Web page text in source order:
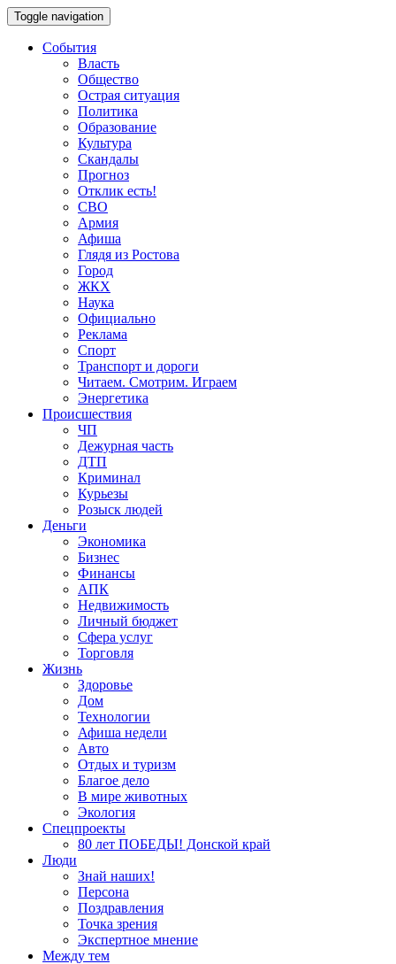
Toggle navigation
События
Власть
Общество
Острая ситуация
Политика
Образование
Культура
Скандалы
Прогноз
Отклик есть!
СВО
Армия
Афиша
Глядя из Ростова
Город
ЖКХ
Наука
Официально
Реклама
Спорт
Транспорт и дороги
Читаем. Смотрим. Играем
Энергетика
Происшествия
ЧП
Дежурная часть
ДТП
Криминал
Курьезы
Розыск людей
Деньги
Экономика
Бизнес
Финансы
АПК
Недвижимость
Личный бюджет
Сфера услуг
Торговля
Жизнь
Здоровье
Дом
Технологии
Афиша недели
Авто
Отдых и туризм
Благое дело
В мире животных
Экология
Спецпроекты
80 лет ПОБЕДЫ! Донской край
Люди
Знай наших!
Персона
Поздравления
Точка зрения
Экспертное мнение
Между тем